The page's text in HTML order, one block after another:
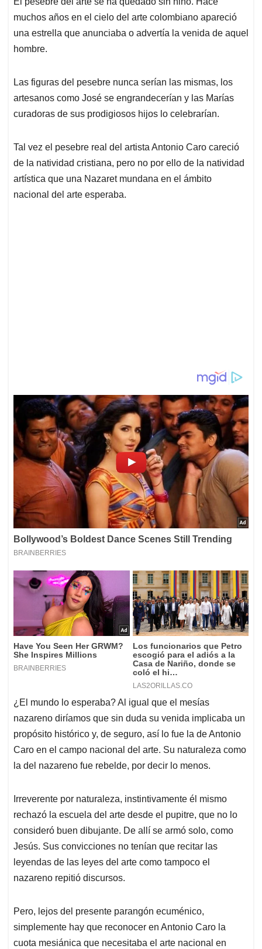
s
A
p
p
b
o
o
e
d
I
l
a
d
s
muchos años en el cielo del arte colombiano apareció
una estrella que anunciaba o advertía la venida de aquel
hombre.
Las figuras del pesebre nunca serían las mismas, los
artesanos como José se engrandecerían y las Marías
curadoras de sus prodigiosos hijos lo celebrarían.
Tal vez el pesebre real del artista Antonio Caro careció
de la natividad cristiana, pero no por ello de la natividad
artística que una Nazaret mundana en el ámbito
nacional del arte esperaba.
¿El mundo lo esperaba? Al igual que el mesías
nazareno diríamos que sin duda su venida implicaba un
propósito histórico y, de seguro, así lo fue la de Antonio
Caro en el campo nacional del arte. Su naturaleza como
la del nazareno fue rebelde, por decir lo menos.
Irreverente por naturaleza, instintivamente él mismo
rechazó la escuela del arte desde el pupitre, que no lo
consideró buen dibujante. De allí se armó solo, como
Jesús. Sus convicciones no tenían que recitar las
leyendas de las leyes del arte como tampoco el
nazareno repitió discursos.
Pero, lejos del presente parangón ecuménico,
simplemente hay que reconocer en Antonio Caro la
cuota mesiánica que necesitaba el arte nacional en